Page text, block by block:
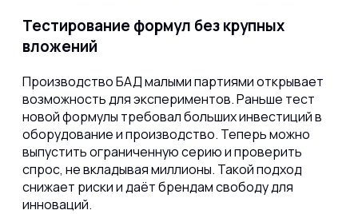
Тестирование формул без крупных
вложений
Производство БАД малыми партиями открывает
возможность для экспериментов. Раньше тест
новой формулы требовал больших инвестиций в
оборудование и производство. Теперь можно
выпустить ограниченную серию и проверить
спрос, не вкладывая миллионы. Такой подход
снижает риски и даёт брендам свободу для
инноваций.